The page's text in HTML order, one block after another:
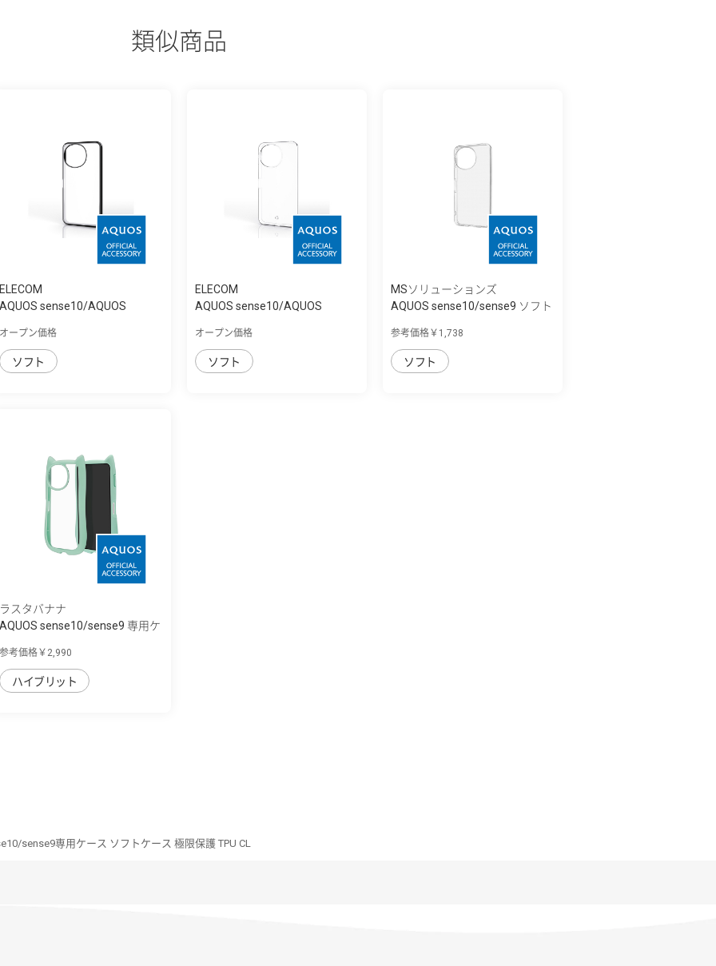
類似商品
ELECOM
AQUOS sense10/AQUOS
オープン価格
ソフト
ELECOM
AQUOS sense10/AQUOS
オープン価格
ソフト
MSソリューションズ
AQUOS sense10/sense9 ソフト
参考価格￥1,738
ソフト
ラスタバナナ
AQUOS sense10/sense9 専用ケ
参考価格￥2,990
ハイブリット
sense9専用ケース ソフトケース 極限保護 TPU CL